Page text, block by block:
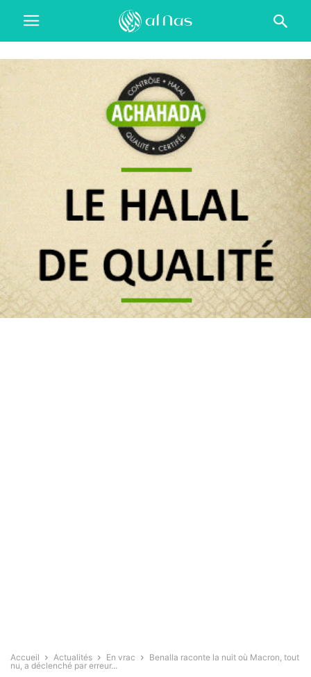
Accueil Actualités En vrac
Benalla raconte la nuit où Macron, tout
nu, a déclenché par erreur...